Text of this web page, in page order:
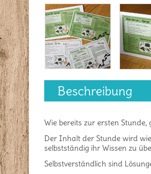
Beschreibung
Wie bereits zur ersten Stunde,
Der Inhalt der Stunde wird
selbstständig ihr Wissen zu
Selbstverständlich sind